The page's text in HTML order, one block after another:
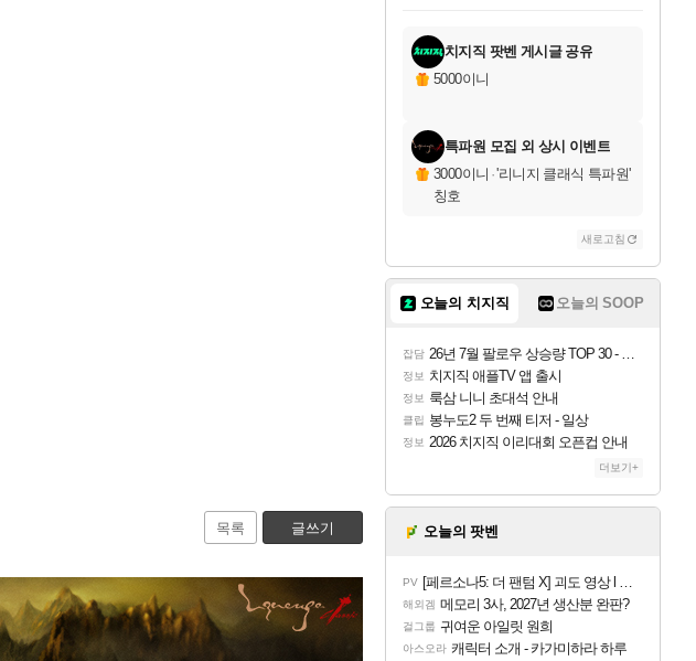
목록 글쓰기
교환.
당첨되셨습니다.
당첨되셨습니다.
당첨되셨습니다.
당첨되셨습니다.
당첨되셨습니다.
당첨되셨습니다.
당첨되셨습니다.
에디션 (스팀코드)를 교환.
당첨되셨습니다.
치지직 팟벤 게시글 공유
5000이니
특파원 모집 외 상시 이벤트
3000이니 ·'리니지 클래식 특파원'
칭호
새로고침
오늘의 치지직 오늘의 SOOP
잡담 26년 7월 팔로우 상승량 TOP 30 - 월간 치지직
정보 치지직 애플TV 앱 출시
정보 룩삼 니니 초대석 안내
클립 봉누도2 두 번째 티저 - 일상
정보 2026 치지직 이리대회 오픈컵 안내
더보기+
오늘의 팟벤
PV [페르소나5: 더 팬텀 X] 괴도 영상 l 타카마키 안·댄싱 스타
해외겜 메모리 3사, 2027년 생산분 완판?
걸그룹 귀여운 아일릿 원희
아스오라 캐릭터 소개 - 카가미하라 하루